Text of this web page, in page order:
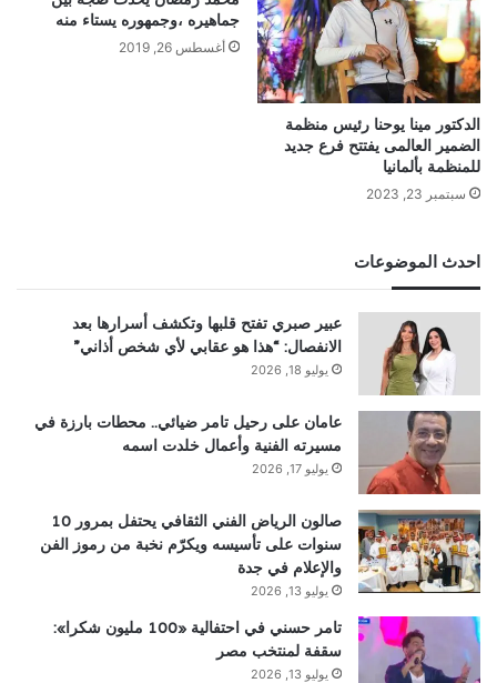
الدكتور مينا يوحنا رئيس منظمة
الضمير العالمى يفتتح فرع جديد
للمنظمة بألمانيا
سبتمبر 23, 2023
جماهيره ،وجمهوره يستاء منه
أغسطس 26, 2019
احدث الموضوعات
عبير صبري تفتح قلبها وتكشف أسرارها بعد
الانفصال: “هذا هو عقابي لأي شخص أذاني”
يوليو 18, 2026
عامان على رحيل تامر ضيائي.. محطات بارزة في
مسيرته الفنية وأعمال خلدت اسمه
يوليو 17, 2026
صالون الرياض الفني الثقافي يحتفل بمرور 10
سنوات على تأسيسه ويكرّم نخبة من رموز الفن
والإعلام في جدة
يوليو 13, 2026
تامر حسني في احتفالية «100 مليون شكرا»:
سقفة لمنتخب مصر
يوليو 13, 2026